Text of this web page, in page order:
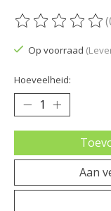
De beoordeling
Op voorraad
Hoeveelheid:
Aan